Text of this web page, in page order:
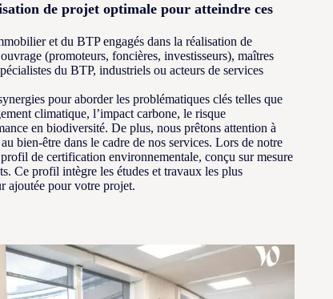
de projet optimale pour atteindre ces
et du BTP engagés dans la réalisation de
(promoteurs, foncières, investisseurs), maîtres
du BTP, industriels ou acteurs de services
pour aborder les problématiques clés telles que
climatique, l’impact carbone, le risque
en biodiversité. De plus, nous prêtons attention à
bien-être dans le cadre de nos services. Lors de notre
de certification environnementale, conçu sur mesure
Ce profil intègre les études et travaux les plus
ajoutée pour votre projet.